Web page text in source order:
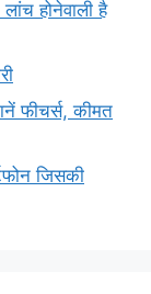
होनेवाली है
फीचर्स, कीमत
जिसकी